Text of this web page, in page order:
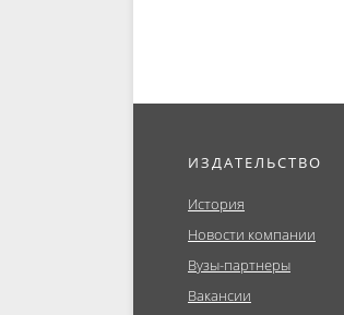
ИЗДАТЕЛЬСТВО
История
Новости компании
Вузы-партнеры
Вакансии